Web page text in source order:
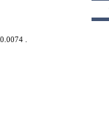
0.0074 .